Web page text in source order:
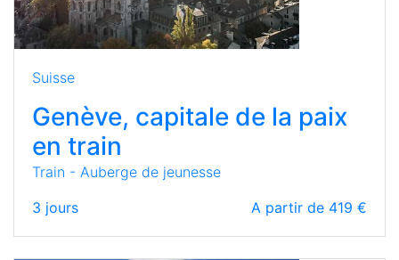
Suisse
Genève, capitale de la paix
en train
Train - Auberge de jeunesse
3 jours A partir de 419 €